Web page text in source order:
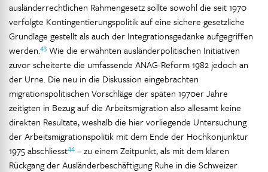
ausländerrechtlichen Rahmengesetz sollte sowohl die seit 1970
verfolgte Kontingentierungspolitik auf eine sichere gesetzliche
Grundlage gestellt als auch der Integrationsgedanke aufgegriffen
werden.43 Wie die erwähnten ausländerpolitischen Initiativen
zuvor scheiterte die umfassende ANAG-Reform 1982 jedoch an
der Urne. Die neu in die Diskussion eingebrachten
migrationspolitischen Vorschläge der späten 1970er Jahre
zeitigten in Bezug auf die Arbeitsmigration also allesamt keine
direkten Resultate, weshalb die hier vorliegende Untersuchung
der Arbeitsmigrationspolitik mit dem Ende der Hochkonjunktur
1975 abschliesst44 – zu einem Zeitpunkt, als mit dem klaren
Rückgang der Ausländerbeschäftigung Ruhe in die Schweizer